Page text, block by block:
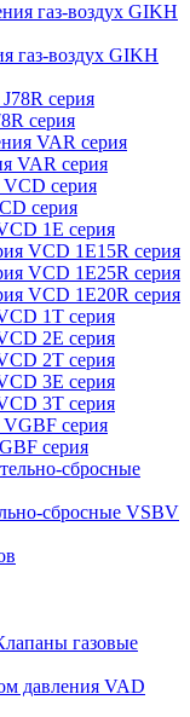
газ-воздух GIKH
серия
VAR серия
серия
1E серия
VCD 1E15R серия
VCD 1E25R серия
VCD 1E20R серия
1T серия
2E серия
2T серия
3E серия
3T серия
серия
сбросные VSBV
газовые